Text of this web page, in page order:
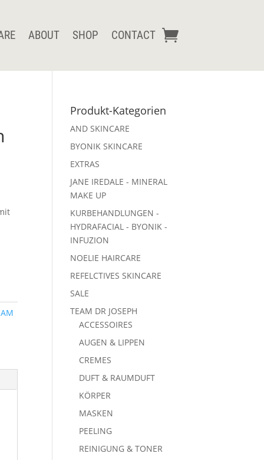
ABOUT SHOP CONTACT
Produkt-Kategorien
AND SKINCARE
BYONIK SKINCARE
EXTRAS
JANE IREDALE - MINERAL
MAKE UP
KURBEHANDLUNGEN -
HYDRAFACIAL - BYONIK -
INFUZION
NOELIE HAIRCARE
REFELCTIVES SKINCARE
SALE
TEAM DR JOSEPH
ACCESSOIRES
AUGEN & LIPPEN
CREMES
DUFT & RAUMDUFT
KÖRPER
MASKEN
PEELING
REINIGUNG & TONER